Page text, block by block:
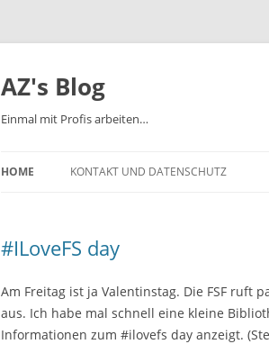
AZ's Blog
Einmal mit Profis arbeiten…
HOME KONTAKT UND DATENSCHUTZ
#ILoveFS day
Am Freitag ist ja Valentinstag. Die FSF ruft
aus. Ich habe mal schnell eine kleine
Informationen zum #ilovefs day anzeigt.